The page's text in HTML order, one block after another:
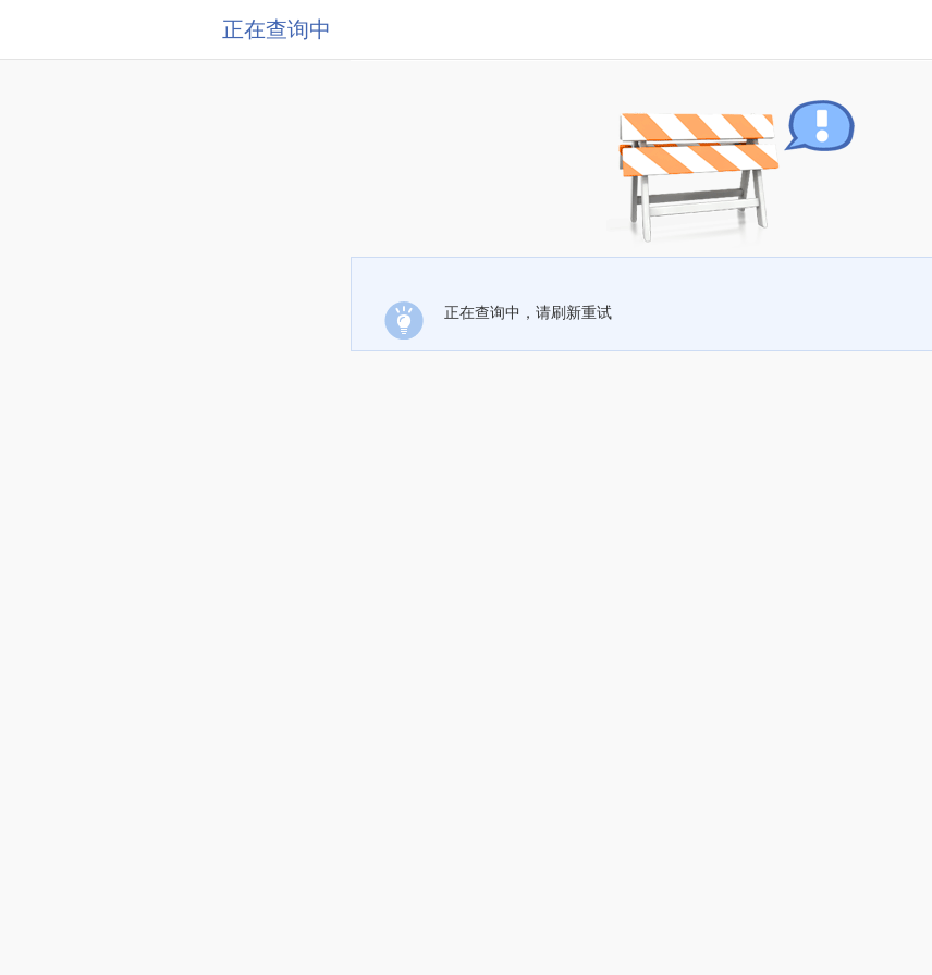
正在查询中
正在查询中，请刷新重试